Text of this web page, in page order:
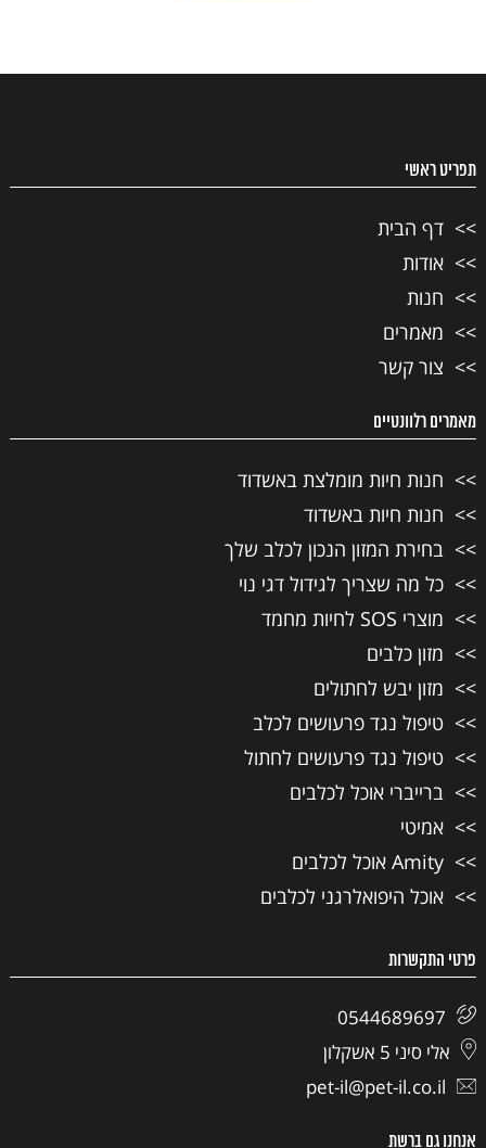
תפריט ראשי
דף הבית
אודות
חנות
מאמרים
צור קשר
מאמרים רלוונטיים
חנות חיות מומלצת באשדוד
חנות חיות באשדוד
בחירת המזון הנכון לכלב שלך
כל מה שצריך לגידול דגי נוי
מוצרי SOS לחיות מחמד
מזון כלבים
מזון יבש לחתולים
טיפול נגד פרעושים לכלב
טיפול נגד פרעושים לחתול
ברייברי אוכל לכלבים
אמיטי
Amity אוכל לכלבים
אוכל היפואלרגני לכלבים
פרטי התקשרות
0544689697
אלי סיני 5 אשקלון
pet-il@pet-il.co.il
אנחנו גם ברשת